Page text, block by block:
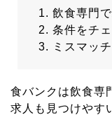
飲食専門
条件をチ
ミスマッ
食バンクは飲食専
求人も見つけやす